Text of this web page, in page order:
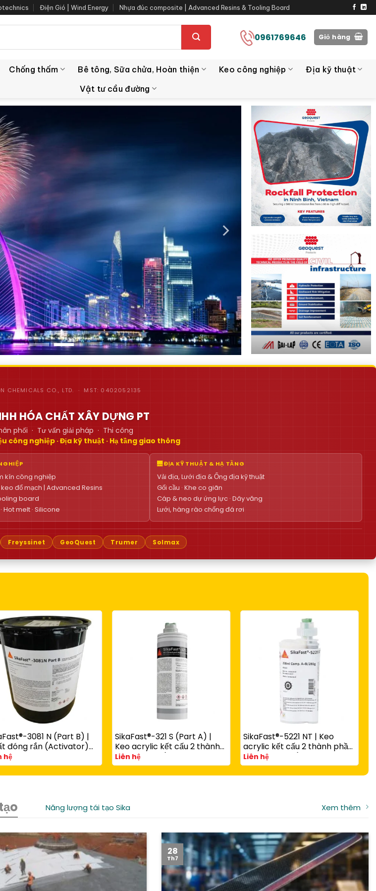
Điện Gió | Wind Energy Nhựa đúc composite | Advanced Resins & Tooling Board
0961769646 Giỏ hàng
Chống thấm Bê tông, Sữa chửa, Hoàn thiện Keo công nghiệp
Địa kỹ thuật
Vật tư cầu đường
CHEMICALS CO., LTD. · MST: 0402052135
HÓA CHẤT XÂY DỰNG PT
phối · Tư vấn giải pháp · Thi công
công nghiệp · Địa kỹ thuật · Hạ tầng giao thông
kín công nghiệp
đổ mạch | Advanced Resins
board
Hot melt · Silicone
🌉 ĐỊA KỸ THUẬT & HẠ TẦNG
Vải địa, Lưới địa & Ống địa kỹ thuật
Gối cầu · Khe co giãn
Cáp & neo dự ứng lực · Dây văng
Lưới, hàng rào chống đá rơi
Freyssinet GeoQuest Trumer Solmax
3081 N (Part B) |
đóng rắn (Activator)
keo acrylic kết cấu
3100 Series
hệ
SikaFast®-321 S (Part A) |
Keo acrylic kết cấu 2 thành
phần đóng rắn nhanh có hạt
chêm dùng với
SikaFast®-3081 N Part B
Liên hệ
SikaFast®-5221 NT | Keo
acrylic kết cấu 2 thành phần
A và B đóng rắn nhanh cho
composite, kim loại và nhựa
kỹ thuật
Liên hệ
Năng lượng tái tạo Sika Xem thêm
28
Th7